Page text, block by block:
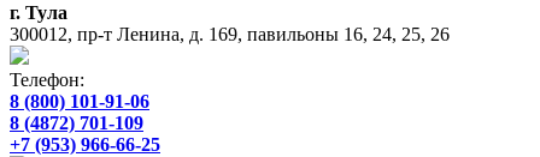
г. Тула
300012, пр-т Ленина, д. 169, павильоны 16, 24, 25, 26
Телефон:
8 (800) 101-91-06
8 (4872) 701-109
+7 (953) 966-66-25